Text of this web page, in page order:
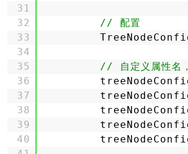
31
32
33
34
35
36
37
38
39
40
// 配置
// 自定义属性名